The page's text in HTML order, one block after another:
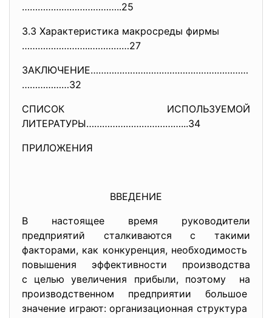
………………………………..25
3.3 Характеристика макросреды фирмы
……………………..……………27
ЗАКЛЮЧЕНИЕ……………………………………………………
………………32
СПИСОК ИСПОЛЬЗУЕМОЙ
ЛИТЕРАТУРЫ………………………………...34
ПРИЛОЖЕНИЯ
ВВЕДЕНИЕ
В настоящее время руководители
предприятий сталкиваются с такими
факторами, как конкуренция, необходимость
повышения эффективности производства
с целью увеличения прибыли, поэтому на
производственном предприятии большое
значение играют: организационная структура